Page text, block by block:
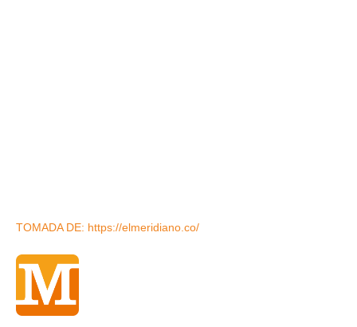
TOMADA DE: https://elmeridiano.co/